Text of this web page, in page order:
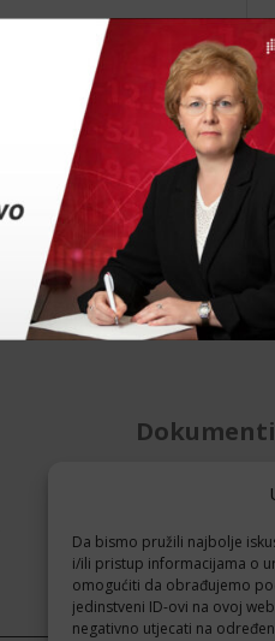
Da bismo pružili najbolje
i/ili pristup informacijama o
omogućiti da obrađujemo
jedinstveni ID-ovi na ovoj
negativno utjecati na
Dokumenti
Politika
Follow